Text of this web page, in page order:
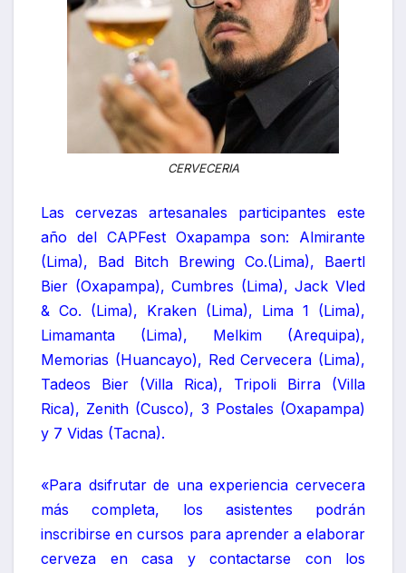
CERVECERIA
Las cervezas artesanales participantes este
año del CAPFest Oxapampa son: Almirante
(Lima), Bad Bitch Brewing Co.(Lima), Baertl
Bier (Oxapampa), Cumbres (Lima), Jack Vled
& Co. (Lima), Kraken (Lima), Lima 1 (Lima),
Limamanta (Lima), Melkim (Arequipa),
Memorias (Huancayo), Red Cervecera (Lima),
Tadeos Bier (Villa Rica), Tripoli Birra (Villa
Rica), Zenith (Cusco), 3 Postales (Oxapampa)
y 7 Vidas (Tacna).
«Para dsifrutar de una experiencia cervecera
más completa, los asistentes podrán
inscribirse en cursos para aprender a elaborar
cerveza en casa y contactarse con los